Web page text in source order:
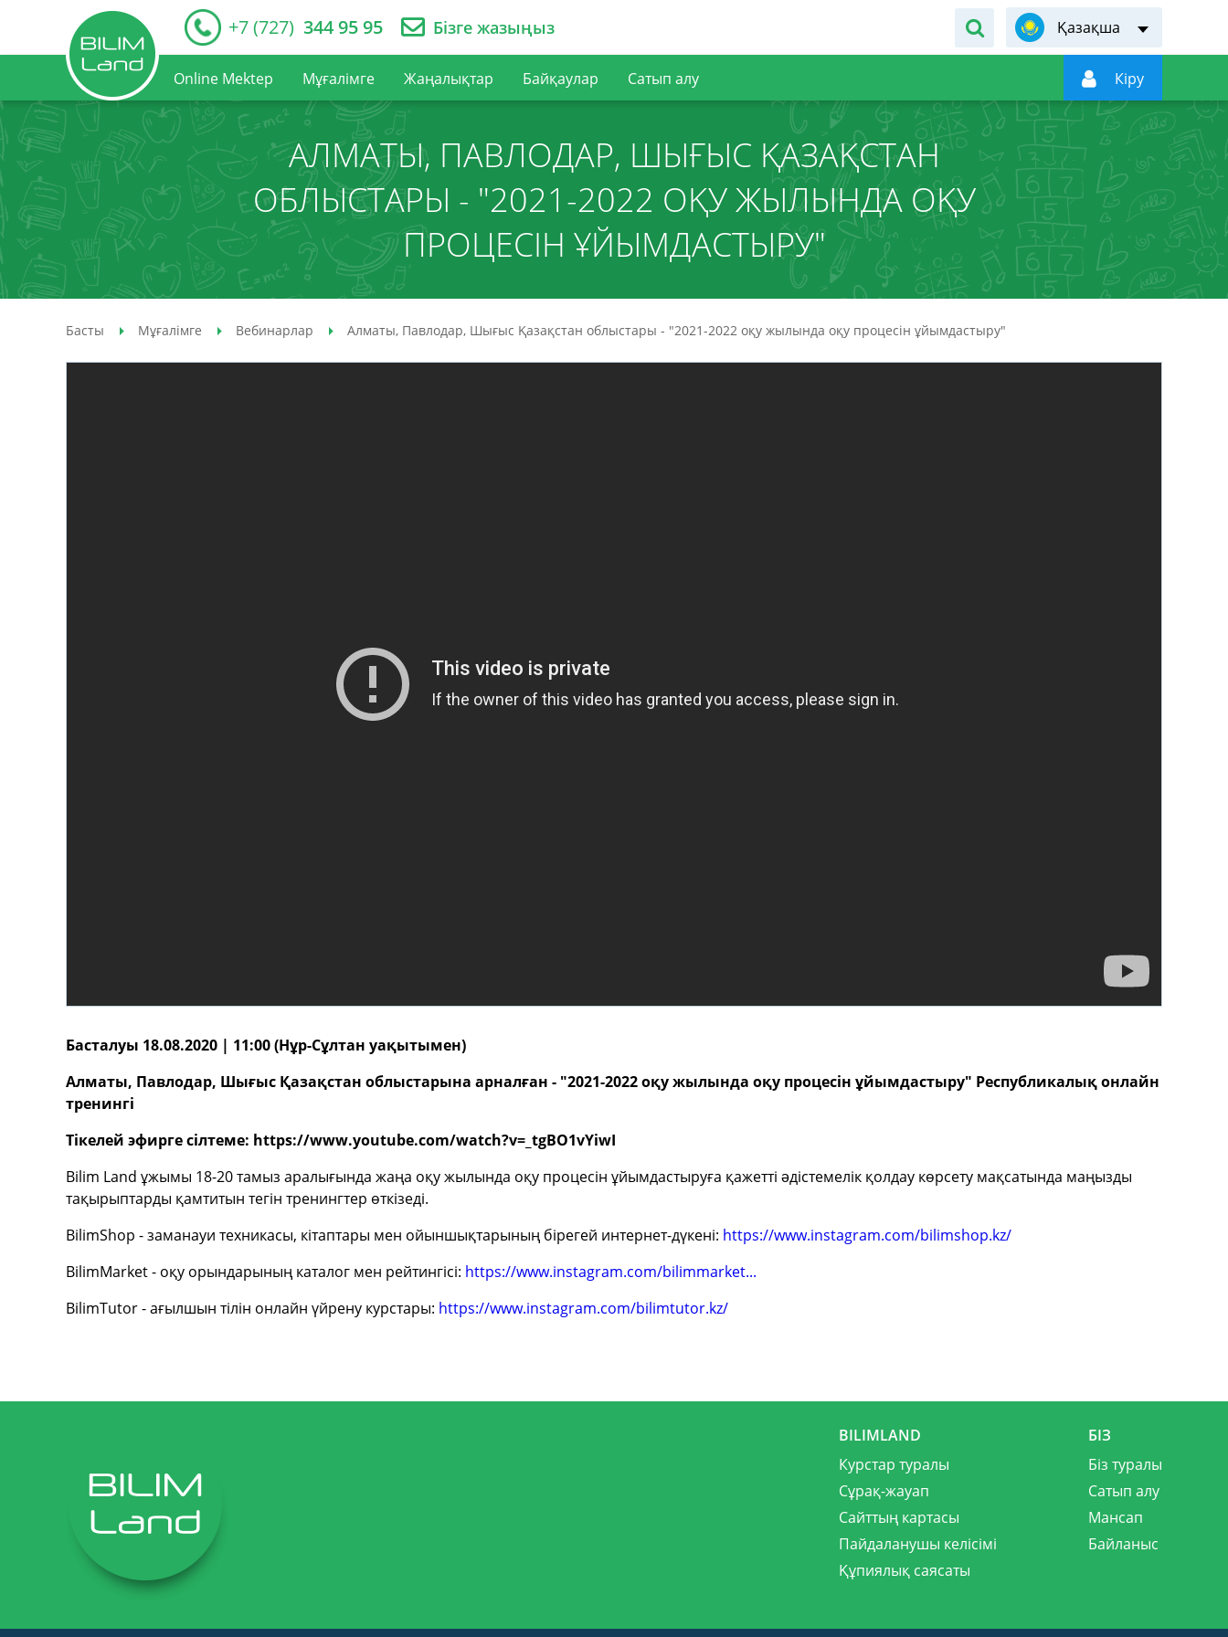
+7 (727) 344 95 95 Бізге жазыңыз Қазақша
Online Mektep Мұғалімге Жаңалықтар Байқаулар Сатып алу  Кiру
АЛМАТЫ, ПАВЛОДАР, ШЫҒЫС ҚАЗАҚСТАН
ОБЛЫСТАРЫ - "2021-2022 ОҚУ ЖЫЛЫНДА ОҚУ
ПРОЦЕСІН ҰЙЫМДАСТЫРУ"
Басты Мұғалімге Вебинарлар Алматы, Павлодар, Шығыс Қазақстан облыстары - "2021-2022 оқу жылында оқу процесін ұйымдастыру"
Басталуы 18.08.2020 | 11:00 (Нұр-Сұлтан уақытымен)
Алматы, Павлодар, Шығыс Қазақстан облыстарына арналған - "2021-2022 оқу жылында оқу процесін ұйымдастыру" Республикалық онлайн
тренингі
Тікелей эфирге сілтеме: https://www.youtube.com/watch?v=_tgBO1vYiwI
Bilim Land ұжымы 18-20 тамыз аралығында жаңа оқу жылында оқу процесін ұйымдастыруға қажетті əдістемелік қолдау көрсету мақсатында маңызды
тақырыптарды қамтитын тегін тренингтер өткізеді.
BilimShop - заманауи техникасы, кітаптары мен ойыншықтарының бірегей интернет-дүкені: https://www.instagram.com/bilimshop.kz/
BilimMarket - оқу орындарының каталог мен рейтингісі: https://www.instagram.com/bilimmarket...
BilimTutor - ағылшын тілін онлайн үйрену курстары: https://www.instagram.com/bilimtutor.kz/
BILIMLAND
Курстар туралы
Сұрақ-жауап
Сайттың картасы
Пайдаланушы келісімі
Құпиялық саясаты
БІЗ
Біз туралы
Сатып алу
Мансап
Байланыс